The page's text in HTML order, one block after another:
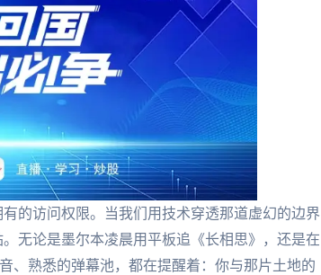
的访问权限。当我们用技术穿透那道虚幻的边界
无论是墨尔本凌晨用平板追《长相思》，还是在
、熟悉的弹幕池，都在提醒着：你与那片土地的